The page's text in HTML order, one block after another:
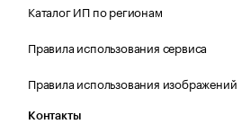
Каталог ИП по регионам
Правила использования сервиса
Правила использования изображений
Контакты